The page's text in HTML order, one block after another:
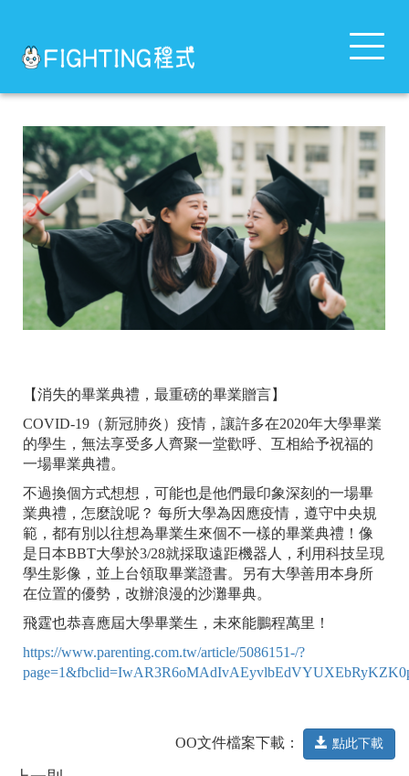
Toggle
【消失的畢業典禮，最重磅的畢業贈言】
COVID-19（新冠肺炎）疫情，讓許多在2020年大學畢業
的學生，無法享受多人齊聚一堂歡呼、互相給予祝福的
一場畢業典禮。
不過換個方式想想，可能也是他們最印象深刻的一場畢
業典禮，怎麼說呢？ 每所大學為因應疫情，遵守中央規
範，都有別以往想為畢業生來個不一樣的畢業典禮！像
是日本BBT大學於3/28就採取遠距機器人，利用科技呈現
學生影像，並上台領取畢業證書。另有大學善用本身所
在位置的優勢，改辦浪漫的沙灘畢典。
飛霆也恭喜應屆大學畢業生，未來能鵬程萬里！
https://www.parenting.com.tw/article/5086151-/?
OO文件檔案下載： 點此下載